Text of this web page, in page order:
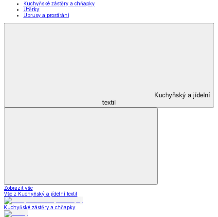
Kuchyňské zástěry a chňapky
Utěrky
Ubrusy a prostírání
Kuchyňský a jídelní
textil
Zobrazit vše
Vše z Kuchyňský a jídelní textil
Kuchyňské zástěry a chňapky